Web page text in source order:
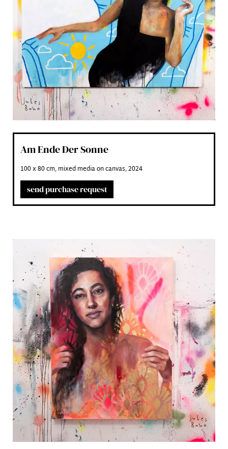
Instagram
Linzer Tattooatelier
Privacy
Imprint
Am Ende Der Sonne
100 x 80 cm, mixed media on canvas, 2024
send purchase request